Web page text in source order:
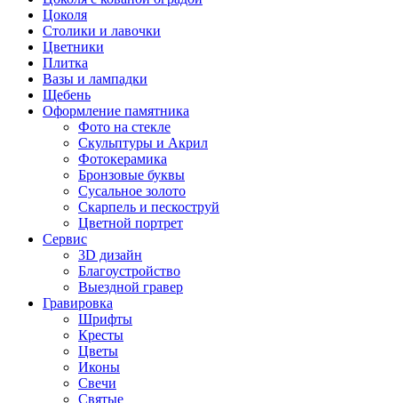
Цоколя
Столики и лавочки
Цветники
Плитка
Вазы и лампадки
Щебень
Оформление памятника
Фото на стекле
Скульптуры и Акрил
Фотокерамика
Бронзовые буквы
Сусальное золото
Скарпель и пескоструй
Цветной портрет
Сервис
3D дизайн
Благоустройство
Выездной гравер
Гравировка
Шрифты
Кресты
Цветы
Иконы
Свечи
Святые